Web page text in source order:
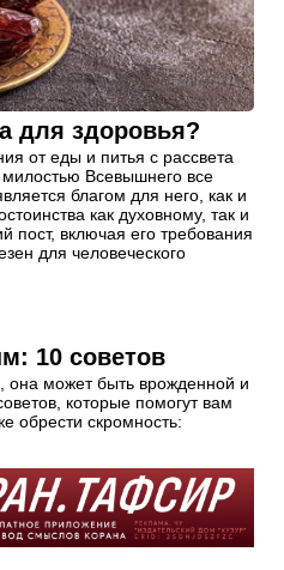
для здоровья?
от еды и питья с рассвета
Всевышнего все
благом для него, как и
как духовному, так и
пост, включая его требования
для человеческого
10 советов
она может быть врожденной и
которые помогут вам
обрести скромность: